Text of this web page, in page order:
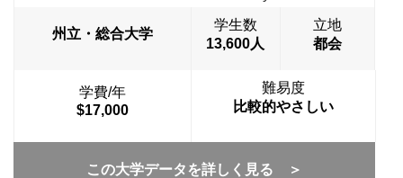
州立・総合大学
学生数
13,600人
立地
都会
学費/年
$17,000
難易度
比較的やさしい
この大学データを詳しく見る ＞